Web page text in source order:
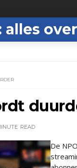
alles
READ
De